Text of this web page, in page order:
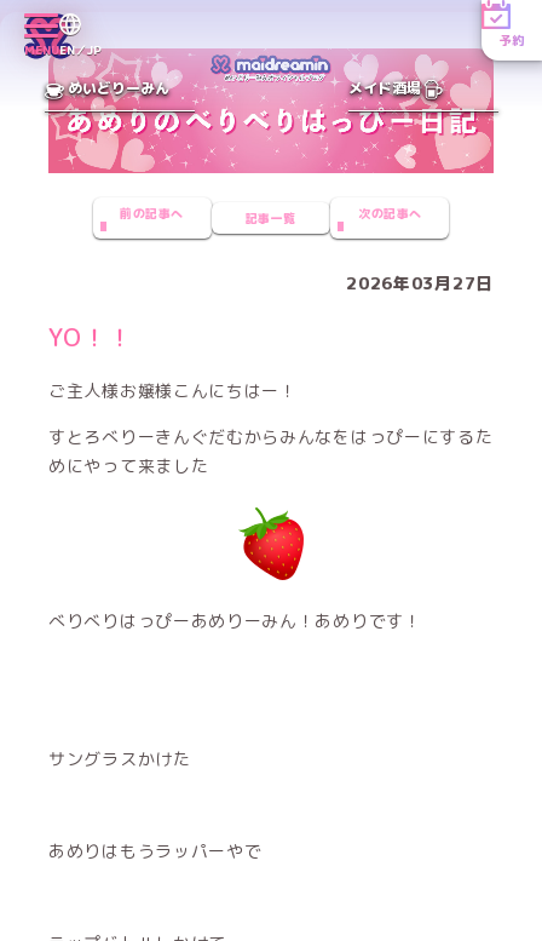
MENUEN／JP
予約
めいどりーみん メイド酒場
前の記事へ 記事一覧 次の記事へ
2026年03月27日
YO！！
ご主人様お嬢様こんにちはー！
すとろべりーきんぐだむからみんなをはっぴーにするた
めにやって来ました
べりべりはっぴーあめりーみん！あめりです！
サングラスかけた
あめりはもうラッパーやで